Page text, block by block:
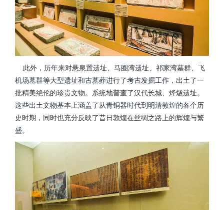
此外，历年来对悬泉置遗址、马圈湾遗址、祁家湾墓群、飞
机场墓群等大型遗址和古墓葬进行了考古发掘工作，出土了一
批精美绝伦的珍贵文物。系统地普查了汉代长城、烽燧遗址。
这些出土文物基本上涵盖了从青铜器时代到明清敦煌的各个历
史时期，同时也充分反映了昔日敦煌在丝绸之路上的辉煌与繁
盛。